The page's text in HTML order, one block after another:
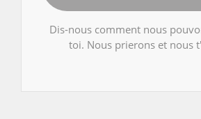
Dis-nous comment nous
toi. Nous prierons et nous